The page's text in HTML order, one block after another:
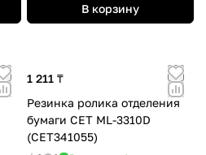
В корзину
1 211 ₸
Резинка ролика отделения
бумаги СЕТ ML-3310D
(CET341055)